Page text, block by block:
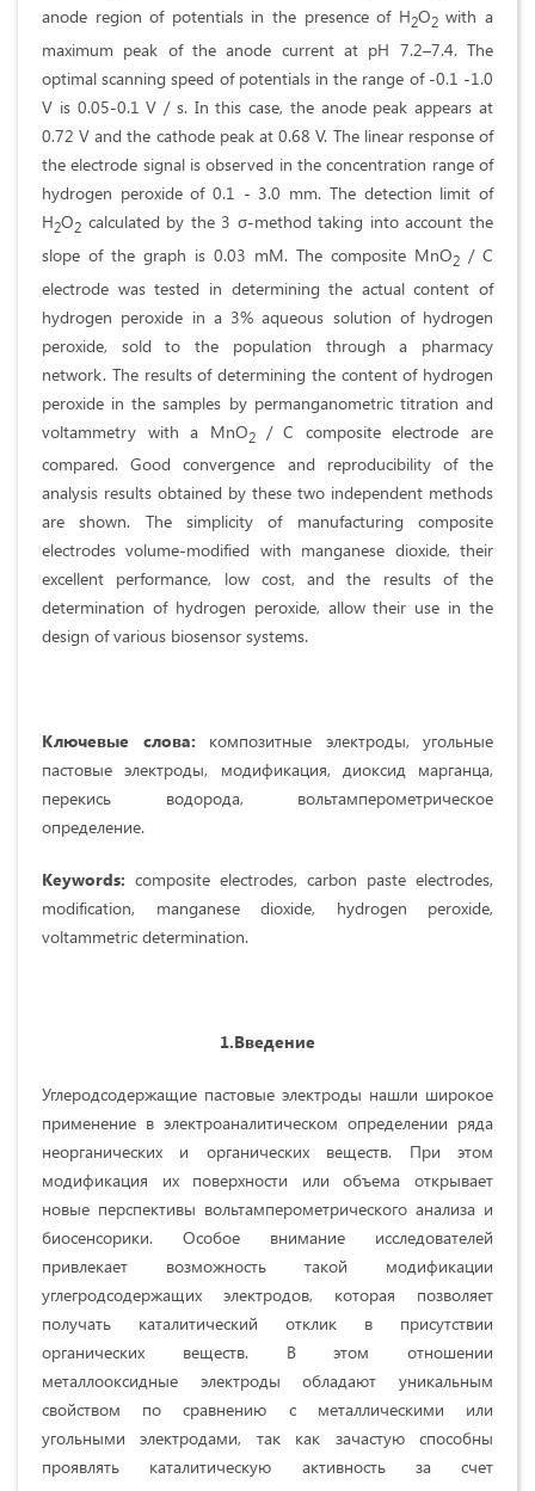
anode region of potentials in the presence of H2O2with a
maximum peak of the anode current at pH 7.2–7.4. The
optimal scanning speed of potentials in the range of -0.1 -1.0
V is 0.05-0.1 V / s. In this case, the anode peak appears at
0.72 V and the cathode peak at 0.68 V. The linear response of
the electrode signal is observed in the concentration range of
hydrogen peroxide of 0.1 - 3.0 mm. The detection limit of
Н2О2 calculated by the 3 σ-method taking into account the
slope of the graph is 0.03 mM. The composite MnO2 / C
electrode was tested in determining the actual content of
hydrogen peroxide in a 3% aqueous solution of hydrogen
peroxide, sold to the population through a pharmacy
network. The results of determining the content of hydrogen
peroxide in the samples by permanganometric titration and
voltammetry with a MnO2 / C composite electrode are
compared. Good convergence and reproducibility of the
analysis results obtained by these two independent methods
are shown. The simplicity of manufacturing composite
electrodes volume-modified with manganese dioxide, their
excellent performance, low cost, and the results of the
determination of hydrogen peroxide, allow their use in the
design of various biosensor systems.
Ключевые слова: композитные электроды, угольные
пастовые электроды, модификация, диоксид марганца,
перекись водорода, вольтамперометрическое
определение.
Keywords: composite electrodes, carbon paste electrodes,
modification, manganese dioxide, hydrogen peroxide,
voltammetric determination.
1.Введение
Углеродсодержащие пастовые электроды нашли широкое
применение в электроаналитическом определении ряда
неорганических и органических веществ. При этом
модификация их поверхности или объема открывает
новые перспективы вольтамперометрического анализа и
биосенсорики. Особое внимание исследователей
привлекает возможность такой модификации
углегродсодержащих электродов, которая позволяет
получать каталитический отклик в присутствии
органических веществ. В этом отношении
металлооксидные электроды обладают уникальным
свойством по сравнению с металлическими или
угольными электродами, так как зачастую способны
проявлять каталитическую активность за счет